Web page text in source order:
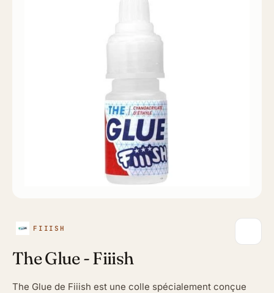
FIIISH
The Glue - Fiiish
The Glue de Fiiish est une colle spécialement conçue